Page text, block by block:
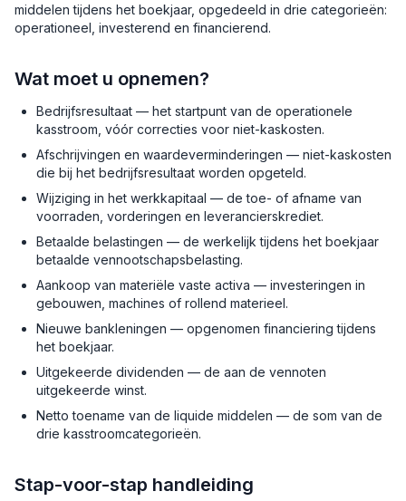
middelen tijdens het boekjaar, opgedeeld in drie categorieën:
operationeel, investerend en financierend.
Wat moet u opnemen?
Bedrijfsresultaat — het startpunt van de operationele
kasstroom, vóór correcties voor niet-kaskosten.
Afschrijvingen en waardeverminderingen — niet-kaskosten
die bij het bedrijfsresultaat worden opgeteld.
Wijziging in het werkkapitaal — de toe- of afname van
voorraden, vorderingen en leverancierskrediet.
Betaalde belastingen — de werkelijk tijdens het boekjaar
betaalde vennootschapsbelasting.
Aankoop van materiële vaste activa — investeringen in
gebouwen, machines of rollend materieel.
Nieuwe bankleningen — opgenomen financiering tijdens
het boekjaar.
Uitgekeerde dividenden — de aan de vennoten
uitgekeerde winst.
Netto toename van de liquide middelen — de som van de
drie kasstroomcategorieën.
Stap-voor-stap handleiding